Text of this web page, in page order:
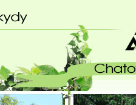
- chatový